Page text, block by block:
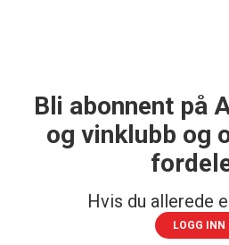
Bli abonnent på
og vinklubb og
Hvis du allerede
LOGG INN